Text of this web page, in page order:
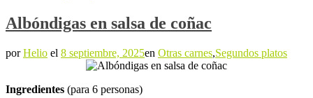
Albóndigas en salsa de coñac
porHelio el 8 septiembre, 2025en Otras carnes,Segundos platos
Ingredientes (para 6 personas)